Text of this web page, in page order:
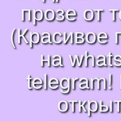
прозе от
(Красивое
на
telegram!